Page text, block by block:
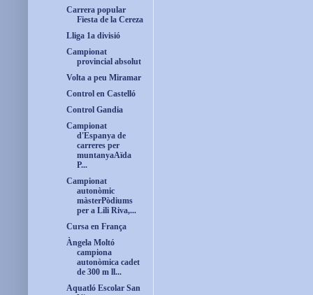
Carrera popular
Fiesta de la Cereza
Lliga 1a divisió
Campionat
provincial absolut
Volta a peu Miramar
Control en Castelló
Control Gandia
Campionat
d'Espanya de
carreres per
muntanyaAïda
P...
Campionat
autonòmic
màsterPòdiums
per a Lili Riva,...
Cursa en França
Àngela Moltó
campiona
autonòmica cadet
de 300 m ll...
Aquatló Escolar San